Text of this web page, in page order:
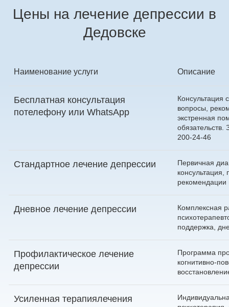
Цены на лечение депрессии в
Дедовске
Наименование услуги Описание
Бесплатная консультация
потелефону или WhatsApp
Консультация
вопросы,
экстренная
200-24-46
Стандартное лечение депрессии
Первичная
рекомендации
Дневное лечение депрессии
Комплексная
поддержка,
Профилактическое лечение
депрессии
Программа
когнитивно-
Усиленная терапиялечения